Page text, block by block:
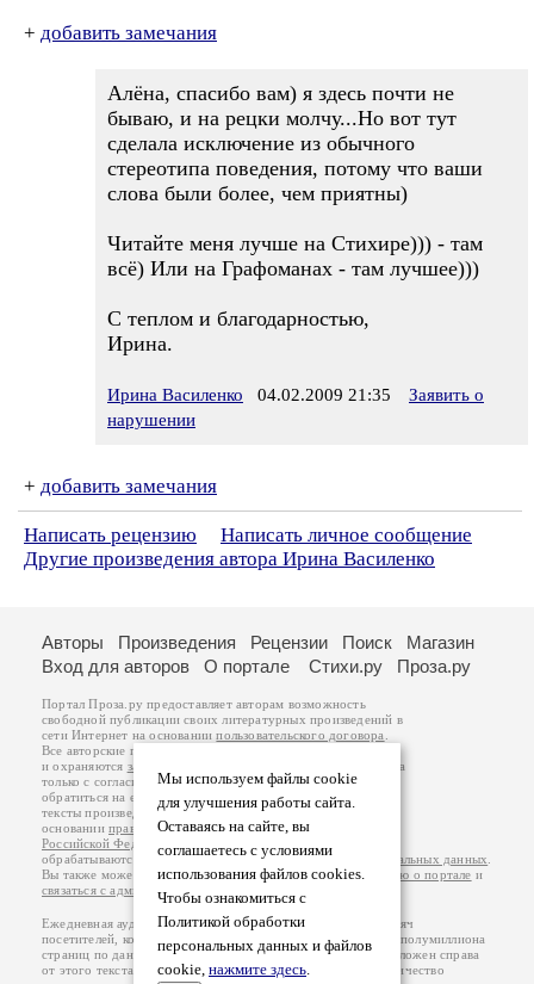
+ добавить замечания
Алёна, спасибо вам) я здесь почти не
бываю, и на рецки молчу...Но вот тут
сделала исключение из обычного
стереотипа поведения, потому что ваши
слова были более, чем приятны)
Читайте меня лучше на Стихире))) - там
всё) Или на Графоманах - там лучшее)))
С теплом и благодарностью,
Ирина.
Ирина Василенко 04.02.2009 21:35
Заявить о
нарушении
+ добавить замечания
Написать рецензию
Написать личное сообщение
Другие произведения автора Ирина Василенко
Мы используем файлы cookie
для улучшения работы сайта.
Оставаясь на сайте, вы
соглашаетесь с условиями
использования файлов cookies.
Чтобы ознакомиться с
Политикой обработки
персональных данных и файлов
cookie, нажмите здесь.
Авторы Произведения Рецензии Поиск
Магазин
Вход для авторов
О портале Стихи.ру Проза.ру
Портал Проза.ру предоставляет авторам возможность
свободной публикации своих литературных произведений в
сети Интернет на основаниипользовательского договора
Все авторские права на произведения принадлежат авторам
и охраняются законом
. Перепечатка произведений возможна
только с согласия его автора, к которому вы можете
обратиться на его авторской странице. Ответственность за
тексты произведений авторы несут самостоятельно на
основанииправил публикацииизаконодательства
Российской Федерации
обрабатываются на основанииПолитики обработки персональных данных
Вы также можете посмотреть более подробнуюинформацию о портале и
связаться с администрацией
Ежедневная аудитория портала Проза.ру – порядка 100 тысяч
посетителей, которые в общей сумме просматривают более полумиллиона
страниц по данным счетчика посещаемости, который расположен справа
от этого текста. В каждой графе указано по две цифры: количество